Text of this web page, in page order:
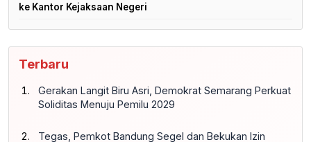
ke Kantor Kejaksaan Negeri
Terbaru
Gerakan Langit Biru Asri, Demokrat Semarang Perkuat
Soliditas Menuju Pemilu 2029
Tegas, Pemkot Bandung Segel dan Bekukan Izin